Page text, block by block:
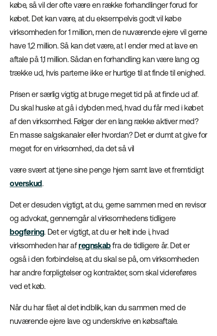
købe, så vil der ofte være en række forhandlinger forud for
købet. Det kan være, at du eksempelvis godt vil købe
virksomheden for 1 million, men de nuværende ejere vil gerne
have 1,2 million. Så kan det være, at I ender med at lave en
aftale på 1,1 million. Sådan en forhandling kan være lang og
trække ud, hvis parterne ikke er hurtige til at finde til enighed.
Prisen er særlig vigtig at bruge meget tid på at finde ud af.
Du skal huske at gå i dybden med, hvad du får med i købet
af den virksomhed. Følger der en lang række aktiver med?
En masse salgskanaler eller hvordan? Det er dumt at give for
meget for en virksomhed, da det så vil
være svært at tjene sine penge hjem samt lave et fremtidigt
overskud.
Det er desuden vigtigt, at du, gerne sammen med en revisor
og advokat, gennemgår al virksomhedens tidligere
bogføring. Det er vigtigt, at du er helt inde i, hvad
virksomheden har afregnskabfra de tidligere år. Det er
også i den forbindelse, at du skal se på, om virksomheden
har andre forpligtelser og kontrakter, som skal videreføres
ved et køb.
Når du har fået al det indblik, kan du sammen med de
nuværende ejere lave og underskrive en købsaftale.